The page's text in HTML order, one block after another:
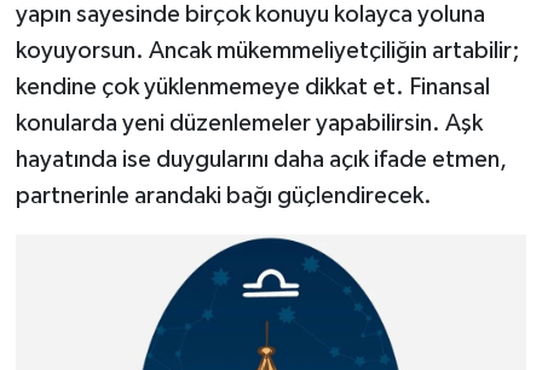
yapın sayesinde birçok konuyu kolayca yoluna
koyuyorsun. Ancak mükemmeliyetçiliğin artabilir;
kendine çok yüklenmemeye dikkat et. Finansal
konularda yeni düzenlemeler yapabilirsin. Aşk
hayatında ise duygularını daha açık ifade etmen,
partnerinle arandaki bağı güçlendirecek.